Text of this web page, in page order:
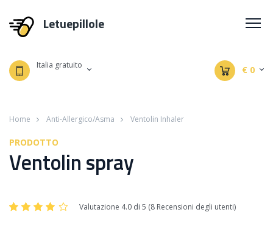
Letuepillole
Italia gratuito € 0
Home Anti-Allergico/Asma Ventolin Inhaler
PRODOTTO
Ventolin spray
Valutazione 4.0 di 5 (8 Recensioni degli utenti)